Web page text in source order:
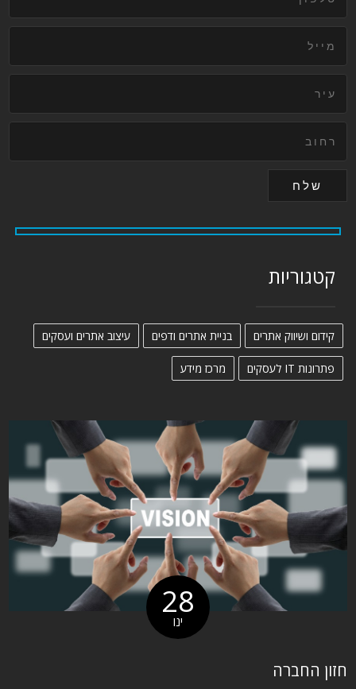
קטגוריות
קידום ושיווק אתרים בניית אתרים ודפים עיצוב אתרים ועסקים
פתרונות IT לעסקים מרכז מידע
28
ינו
חזון החברה